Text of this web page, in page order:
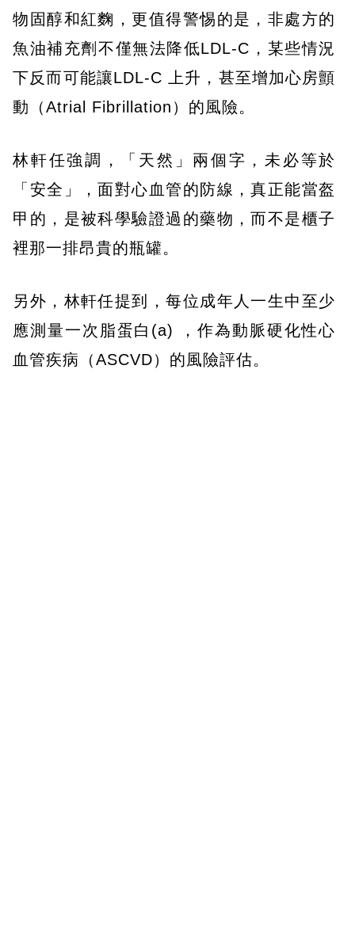
物固醇和紅麴，更值得警惕的是，非處方的
魚油補充劑不僅無法降低LDL-C，某些情況
下反而可能讓LDL-C 上升，甚至增加心房顫
動（Atrial Fibrillation）的風險。
林軒任強調，「天然」兩個字，未必等於
「安全」，面對心血管的防線，真正能當盔
甲的，是被科學驗證過的藥物，而不是櫃子
裡那一排昂貴的瓶罐。
另外，林軒任提到，每位成年人一生中至少
應測量一次脂蛋白(a) ，作為動脈硬化性心
血管疾病（ASCVD）的風險評估。